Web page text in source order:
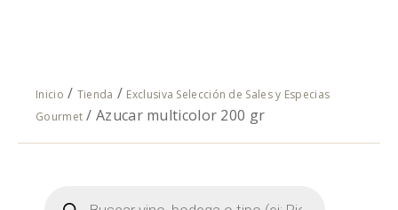
Inicio / Tienda / Exclusiva Selección de Sales y Especias
Gourmet / Azucar multicolor 200 gr
Búsqueda